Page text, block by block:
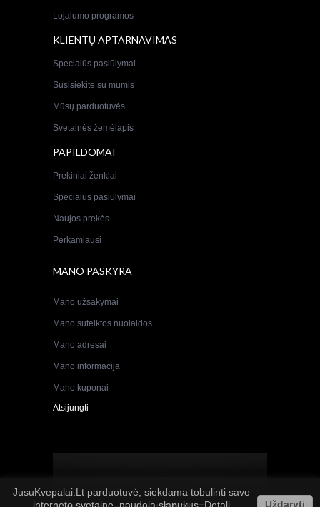
Lojalumo programos
KLIENTŲ APTARNAVIMAS
Specialūs pasiūlymai
Susisiekite su mumis
Mūsų parduotuvės
Svetainės žemėlapis
PAPILDOMAI
Prekiniai ženklai
Specialūs pasiūlymai
Naujos prekės
Perkamiausi
MANO PASKYRA
Mano užsakymai
Mano suteiktos nuolaidos
Mano adresai
Mano informacija
Mano kuponai
Atsijungti
JusuKvepalai.Lt parduotuvė, siekdama tobulinti savo
Uždaryti